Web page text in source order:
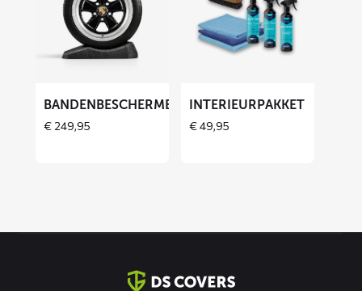
Bandenbeschermers
BANDENBESCHERMERS
€ 249,95
Interieurpakket
INTERIEURPAKKET
€49,95